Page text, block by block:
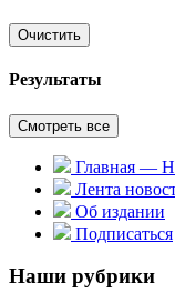
Очистить
Результаты
Смотреть все
Главная —
Лента
Об издании
Подписаться
Наши рубрики